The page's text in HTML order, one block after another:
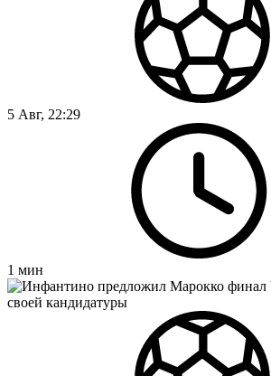
5 Авг, 22:29
1 мин